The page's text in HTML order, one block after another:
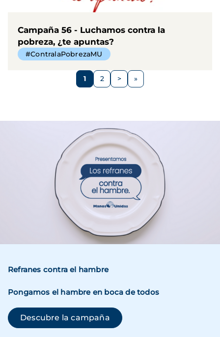
Campaña 56 - Luchamos contra la
pobreza, ¿te apuntas?
#ContralaPobrezaMU
Página
1 Página
2
Siguiente
>
Refranes contra el hambre
Pongamos el hambre en boca de todos
Descubre la campaña(se abre en una ventana